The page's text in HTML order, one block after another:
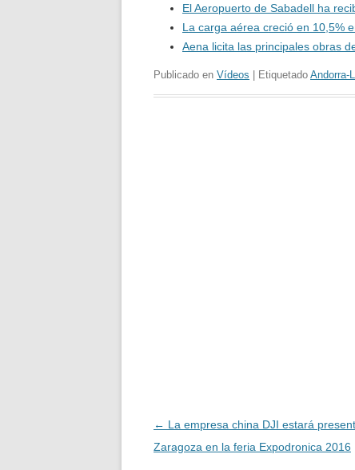
El Aeropuerto de Sabadell ha
La carga aérea creció en 10,5%
Aena licita las principales obras
Publicado en Vídeos | Etiquetado Andorra-
Navegación
de
← La empresa china DJI estará
Zaragoza en la feria Expodronica 2016